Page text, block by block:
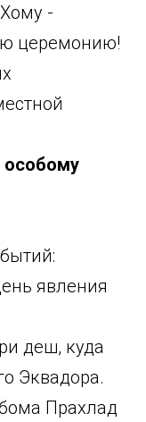
-
церемонию!
особому
явления
деш, куда
Эквадора.
Прахлад